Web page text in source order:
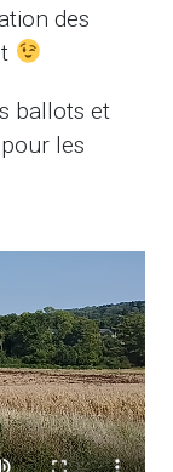
des
ballots et
les